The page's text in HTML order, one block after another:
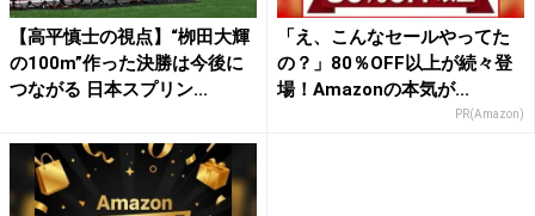
【高平慎士の視点】“栁田大輝
の100m”作った決勝は今後に
つながる 日本スプリン...
「え、こんなセールやってた
の？」80％OFF以上が続々登
場！Amazonの本気が...
PR(Amazon)